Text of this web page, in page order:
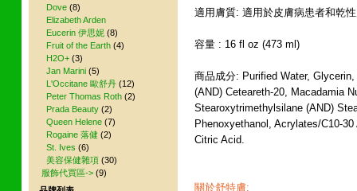
適用膚質: 適用於皮膚病患者和乾
容量 : 16 fl oz (473 ml)
商品成分: Purified Water,
(AND) Ceteareth-20, Macadamia
Stearoxytrimethylsilane (AND)
Phenoxyethanol, Acrylates/C10-
Citric Acid.
關於舒特膚:
Dove (8)
Elizabeth Arden
Eucerin 伊思妮 (8)
Fruit of the Earth (4)
H2O+ (3)
Jan Marini (5)
L'Occitane 歐舒丹 (12)
Peter Thomas Roth (2)
Prada Beauty (2)
Queen Helene (7)
Rogaine 落健 (2)
St. Ives (6)
美容保健雜項 (30)
服飾代買區-> (9)